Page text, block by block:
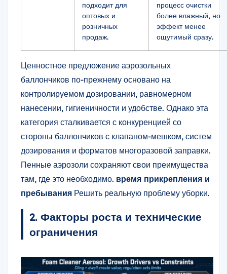
подходит для
оптовых и
розничных
продаж.
процесс очистки
более влажный, но
эффект менее
ощутимый сразу.
Ценностное предложение аэрозольных
баллончиков по-прежнему основано на
контролируемом дозировании, равномерном
нанесении, гигиеничности и удобстве. Однако эта
категория сталкивается с конкуренцией со
стороны баллончиков с клапаном-мешком, систем
дозирования и форматов многоразовой заправки.
Пенные аэрозоли сохраняют свои преимущества
там, где это необходимо. время прикрепления и
пребывания Решить реальную проблему уборки.
2. Факторы роста и технические
ограничения